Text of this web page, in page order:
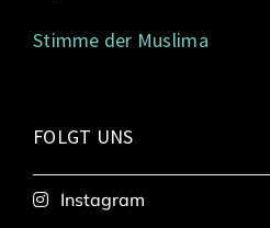
Stimme der Muslima
FOLGT UNS
Instagram